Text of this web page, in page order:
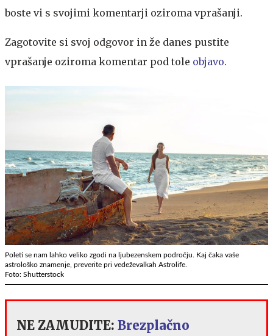
boste vi s svojimi komentarji oziroma vprašanji.
Zagotovite si svoj odgovor in že danes pustite
vprašanje oziroma komentar pod tole objavo.
Poleti se nam lahko veliko zgodi na ljubezenskem področju. Kaj čaka vaše
astrološko znamenje, preverite pri vedeževalkah Astrolife.
Foto: Shutterstock
NE ZAMUDITE: Brezplačno